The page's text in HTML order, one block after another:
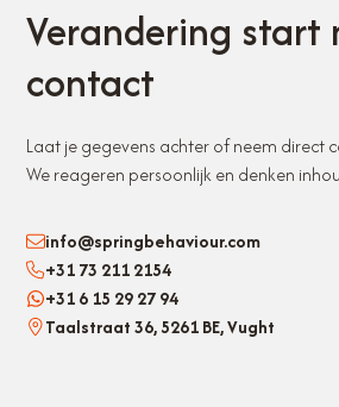
Verandering start
contact
Laat je gegevens achter of neem direct
We reageren persoonlijk en denken
info@springbehaviour.com
+31 73 211 2154
+31 6 15 29 27 94
Taalstraat 36, 5261 BE, Vught